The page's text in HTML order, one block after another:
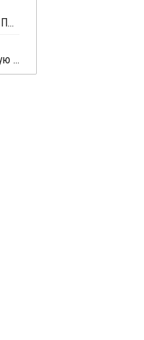
Lotte Chemical Titan в декабре закроет завод ПВД в Малайзии на профилактику
Lotte Chemical Titan в 2017 году запустит новую крекинг-установку в Малайзии